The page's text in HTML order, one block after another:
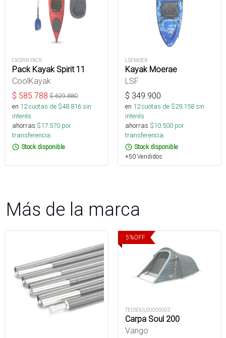
CKSPIR PACK
Pack Kayak Spirit 11
CoolKayak
$ 585.788 $629.880
en 12cuotas de $48.816sin
interés
ahorras $17.570 por
transferencia.
Stock disponible
LSFMOER
Kayak Moerae
LSF
$ 349.900
en 12cuotas de $29.158sin
interés
ahorras $10.500 por
transferencia.
Stock disponible
+50 Vendidos
Más de la marca
5%OFF
TEUSOUL00000003
Carpa Soul 200
Vango